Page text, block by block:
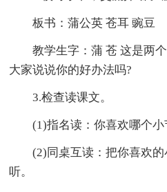
板书：蒲公英 苍耳 豌豆
教学生字：蒲 苍 这是两
大家说说你的好办法吗?
3.检查读课文。
(1)指名读：你喜欢哪个
(2)同桌互读：把你喜欢
听。